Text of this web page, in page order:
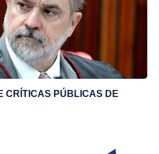
CRÍTICAS PÚBLICAS DE